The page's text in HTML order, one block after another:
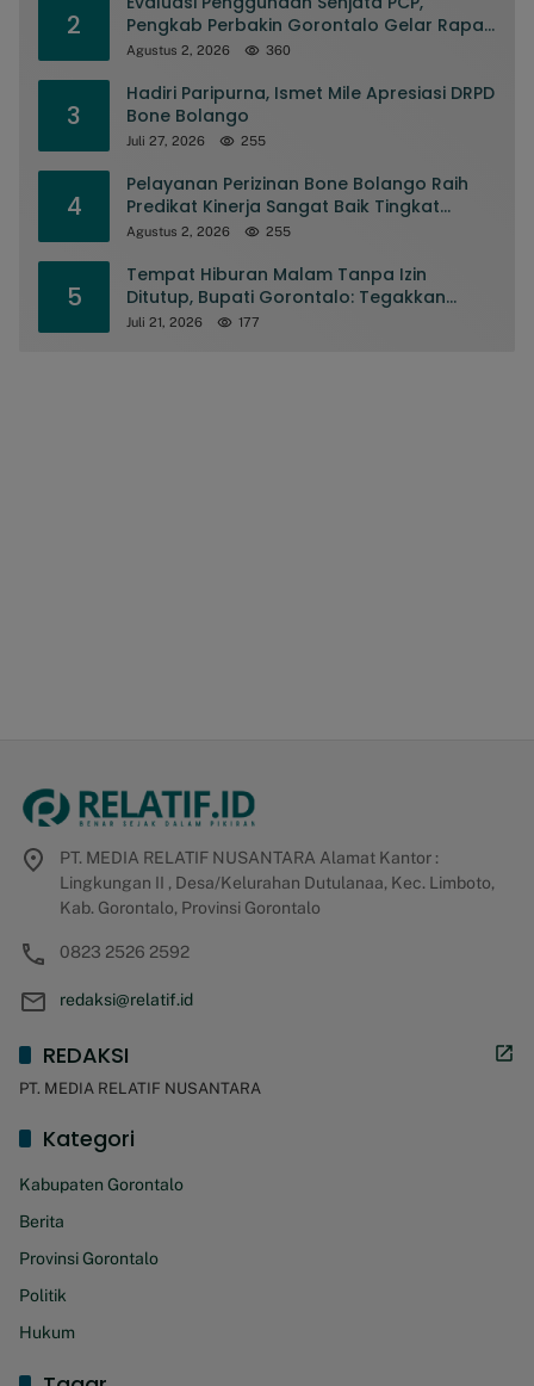
2
Pengkab Perbakin Gorontalo Gelar Rapat
Pengurus
Agustus 2, 2026 360
3
Hadiri Paripurna, Ismet Mile Apresiasi DRPD
Bone Bolango
Juli 27, 2026 255
4
Pelayanan Perizinan Bone Bolango Raih
Predikat Kinerja Sangat Baik Tingkat
Nasional
Agustus 2, 2026 255
5
Tempat Hiburan Malam Tanpa Izin
Ditutup, Bupati Gorontalo: Tegakkan
Aturan, Jangan Sakiti Manusianya
Juli 21, 2026 177
PT. MEDIA RELATIF NUSANTARA Alamat Kantor :
Lingkungan II , Desa/Kelurahan Dutulanaa, Kec. Limboto,
Kab. Gorontalo, Provinsi Gorontalo
0823 2526 2592
redaksi@relatif.id
REDAKSI
PT. MEDIA RELATIF NUSANTARA
Kategori
Kabupaten Gorontalo
Berita
Provinsi Gorontalo
Politik
Hukum